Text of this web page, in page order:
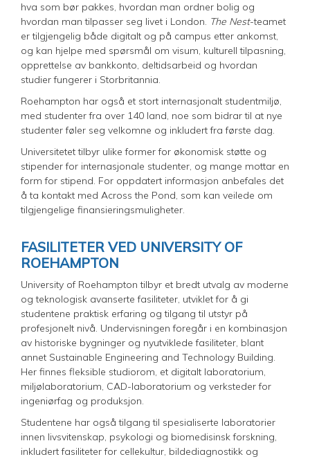
hva som bør pakkes, hvordan man ordner bolig og
hvordan man tilpasser seg livet i London. The Nest-teamet
er tilgjengelig både digitalt og på campus etter ankomst,
og kan hjelpe med spørsmål om visum, kulturell tilpasning,
opprettelse av bankkonto, deltidsarbeid og hvordan
studier fungerer i Storbritannia.
Roehampton har også et stort internasjonalt studentmiljø,
med studenter fra over 140 land, noe som bidrar til at nye
studenter føler seg velkomne og inkludert fra første dag.
Universitetet tilbyr ulike former for økonomisk støtte og
stipender for internasjonale studenter, og mange mottar en
form for stipend. For oppdatert informasjon anbefales det
å ta kontakt med Across the Pond, som kan veilede om
tilgjengelige finansieringsmuligheter.
FASILITETER VED UNIVERSITY OF
ROEHAMPTON
University of Roehampton tilbyr et bredt utvalg av moderne
og teknologisk avanserte fasiliteter, utviklet for å gi
studentene praktisk erfaring og tilgang til utstyr på
profesjonelt nivå. Undervisningen foregår i en kombinasjon
av historiske bygninger og nyutviklede fasiliteter, blant
annet Sustainable Engineering and Technology Building.
Her finnes fleksible studiorom, et digitalt laboratorium,
miljølaboratorium, CAD-laboratorium og verksteder for
ingeniørfag og produksjon.
Studentene har også tilgang til spesialiserte laboratorier
innen livsvitenskap, psykologi og biomedisinsk forskning,
inkludert fasiliteter for cellekultur, bildediagnostikk og